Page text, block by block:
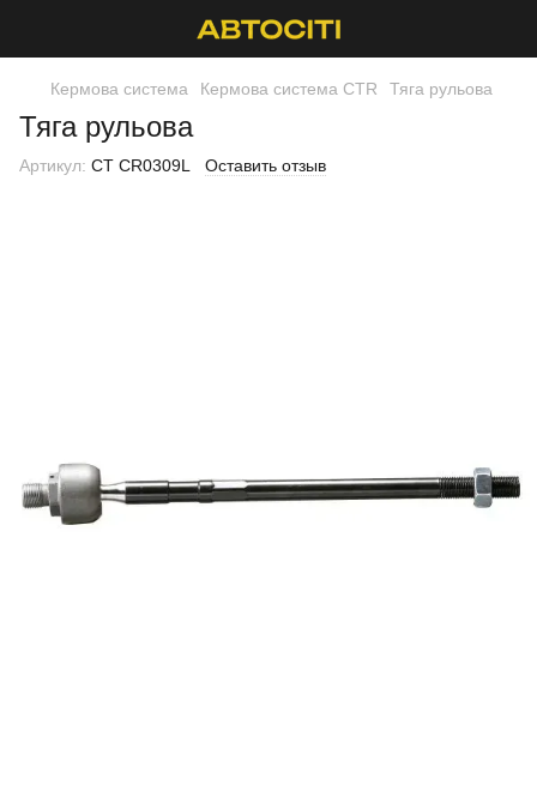
Кермова система Кермова система CTR Тяга рульова
Тяга рульова
Артикул: CT CR0309L Оставить отзыв